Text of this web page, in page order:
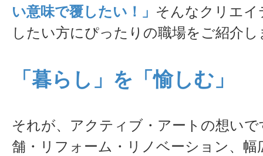
い意味で覆したい！」 そんなクリエ
したい方にぴったりの職場をご紹介し
「暮らし」を「愉しむ」
それが、アクティブ・アートの想いで
舗・リフォーム・リノベーション、幅